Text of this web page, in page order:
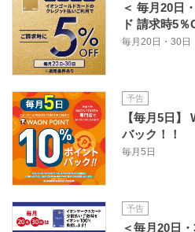
＜ 毎月20日
ド 請求時5％
毎月20日・30日
予告
【毎月5日】
バック！！
毎月5日
予告
＜毎月20日